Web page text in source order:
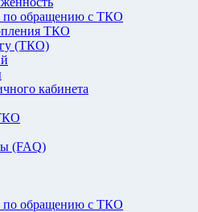
по обращению с ТКО
ТКО
(ТКО)
кабинета
(FAQ)
по обращению с ТКО